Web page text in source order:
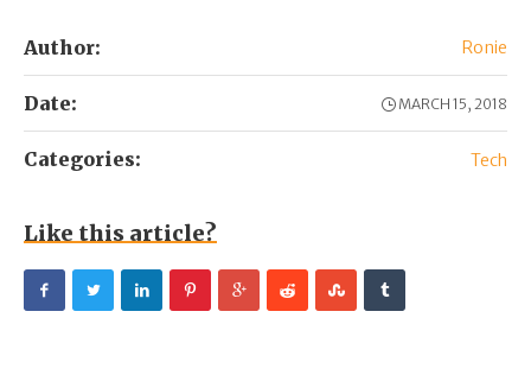
Author: Ronie
Date: MARCH 15, 2018
Categories: Tech
Like this article?